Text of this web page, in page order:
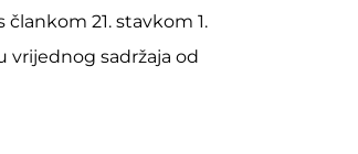
člankom 21. stavkom 1.
vrijednog sadržaja od